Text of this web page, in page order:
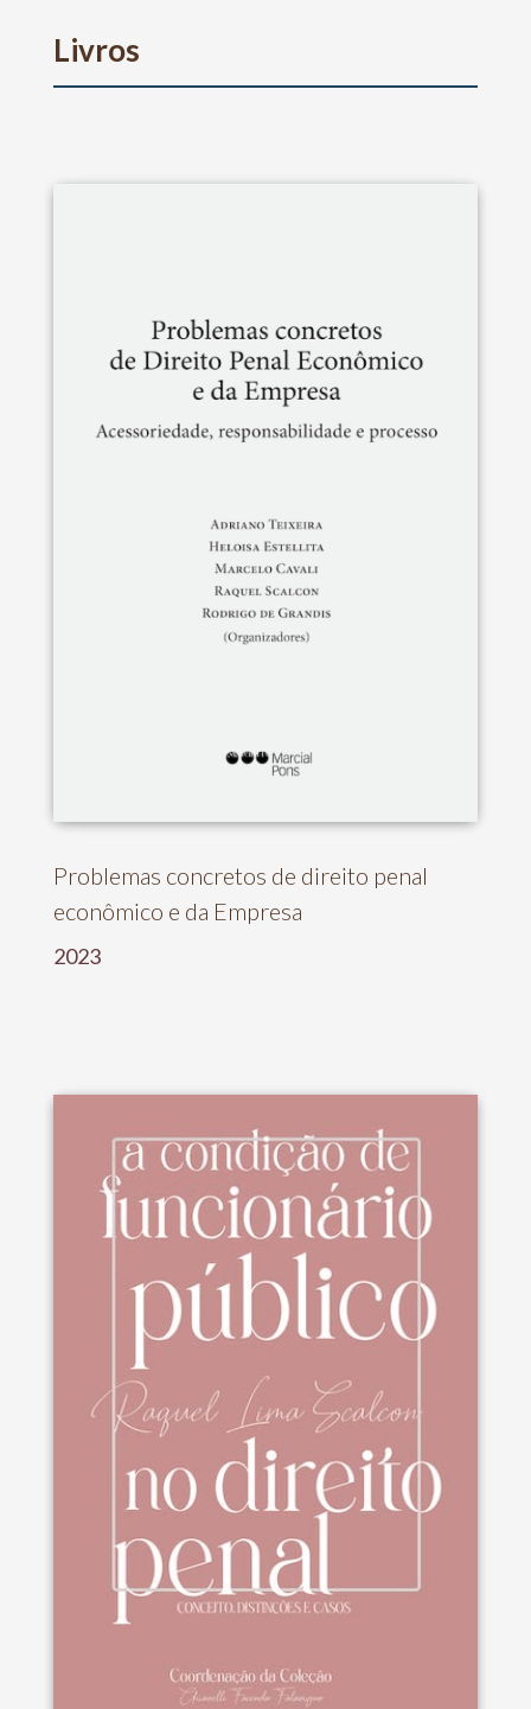
Livros
Problemas concretos de direito penal
econômico e da Empresa
2023